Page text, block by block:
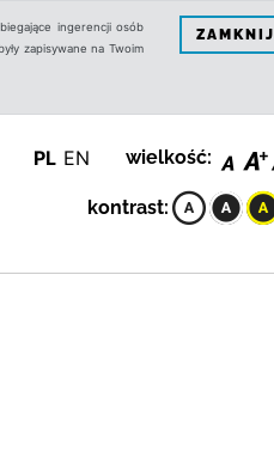
ingerencji osób
zapisywane na Twoim
ZAMKNIJ
PL EN wielkość:
kontrast: